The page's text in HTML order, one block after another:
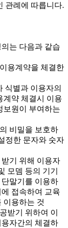
관례에 따릅니다.
는 다음과 같습
용계약을 체결한
별과 이용자의
계약 체결시 이용
보원이 부여하는
비밀을 보호하
정한 문자와 숫자
기 위해 이용자
모뎀 등의 기기
말기를 이용하
접속하여 교육
이용하는 것
받기 위하여 이
자간의 체결하